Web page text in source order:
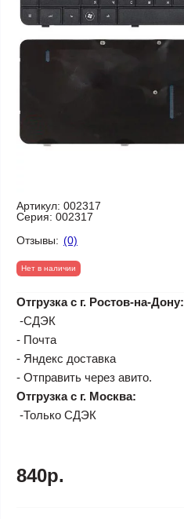
Артикул: 002317
Серия: 002317
Отзывы: (0)
Нет в наличии
Отгрузка с г. Ростов-на-Дону:
-СДЭК
- Почта
- Яндекс доставка
- Отправить через авито.
Отгрузка с г. Москва:
-Только СДЭК
840р.